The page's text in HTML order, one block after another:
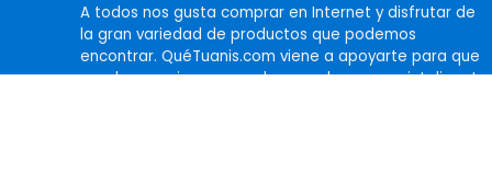
A todos nos gusta comprar en Internet y disfrutar de
la gran variedad de productos que podemos
encontrar. QuéTuanis.com viene a apoyarte para que
puedas seguir comprando pero de manera inteligente,